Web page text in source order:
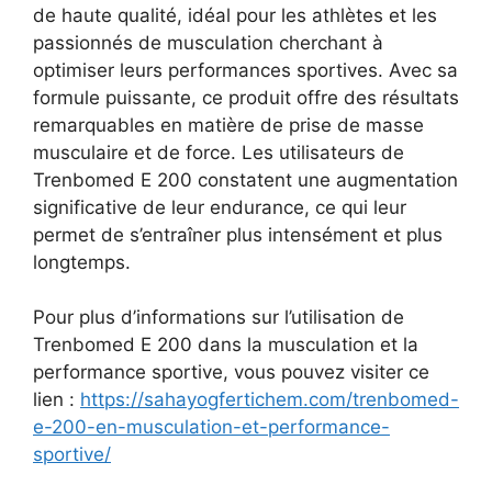
de haute qualité, idéal pour les athlètes et les
passionnés de musculation cherchant à
optimiser leurs performances sportives. Avec sa
formule puissante, ce produit offre des résultats
remarquables en matière de prise de masse
musculaire et de force. Les utilisateurs de
Trenbomed E 200 constatent une augmentation
significative de leur endurance, ce qui leur
permet de s’entraîner plus intensément et plus
longtemps.
Pour plus d’informations sur l’utilisation de
Trenbomed E 200 dans la musculation et la
performance sportive, vous pouvez visiter ce
lien : https://sahayogfertichem.com/trenbomed-
e-200-en-musculation-et-performance-
sportive/